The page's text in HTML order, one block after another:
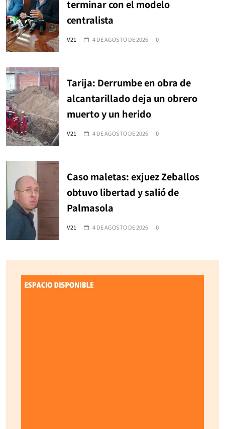
terminar con el modelo
centralista
V21 4 DE AGOSTO DE 2026 0
Tarija: Derrumbe en obra de
alcantarillado deja un obrero
muerto y un herido
V21 4 DE AGOSTO DE 2026 0
Caso maletas: exjuez Zeballos
obtuvo libertad y salió de
Palmasola
V21 4 DE AGOSTO DE 2026 0